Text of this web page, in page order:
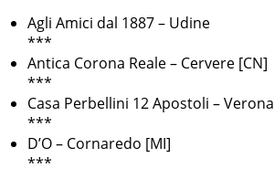
Agli Amici dal 1887 – Udine
***
Antica Corona Reale – Cervere [CN]
***
Casa Perbellini 12 Apostoli – Verona
***
D’O – Cornaredo [MI]
***